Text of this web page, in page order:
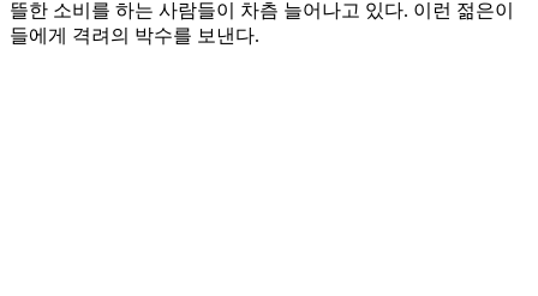
뜰한 소비를 하는 사람들이 차츰 늘어나고 있다. 이런 젊은이
들에게 격려의 박수를 보낸다.